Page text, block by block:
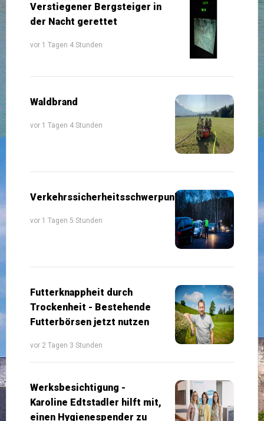
Verstiegener Bergsteiger in
der Nacht gerettet
vor 1 Tagen 4 Stunden
Waldbrand
vor 1 Tagen 4 Stunden
Verkehrssicherheitsschwerpunkte
vor 1 Tagen 5 Stunden
Futterknappheit durch
Trockenheit - Bestehende
Futterbörsen jetzt nutzen
vor 2 Tagen 3 Stunden
Werksbesichtigung -
Karoline Edtstadler hilft mit,
einen Hygienespender zu